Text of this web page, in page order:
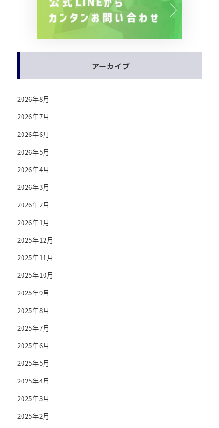
アーカイブ
2026年8月
2026年7月
2026年6月
2026年5月
2026年4月
2026年3月
2026年2月
2026年1月
2025年12月
2025年11月
2025年10月
2025年9月
2025年8月
2025年7月
2025年6月
2025年5月
2025年4月
2025年3月
2025年2月